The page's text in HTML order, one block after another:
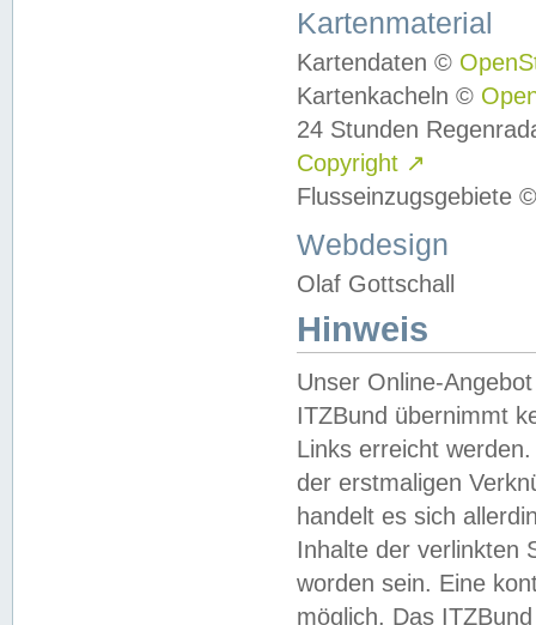
Kartenmaterial
Kartendaten ©
Kartenkacheln ©
24 Stunden
Copyright ↗
Flusseinzugsgebiete
Webdesign
Olaf Gottschall
Hinweis
Unser Online-
ITZBund übernimmt
Links erreicht
der erstmaligen
handelt es sich
Inhalte der verlinkten
worden sein. Eine
möglich. Das